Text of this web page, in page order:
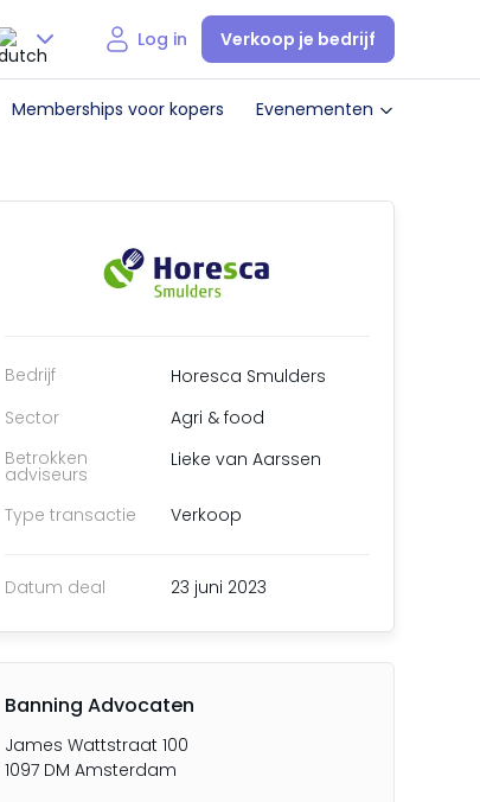
Nederlands
Log in Verkoop je bedrijf
Memberships voor kopers Evenementen
Bedrijf
Horesca Smulders
Sector
Agri & food
Betrokken
adviseurs
Lieke van Aarssen
Type transactie Verkoop
Datum deal 23 juni 2023
Banning Advocaten
James Wattstraat 100
1097 DM Amsterdam